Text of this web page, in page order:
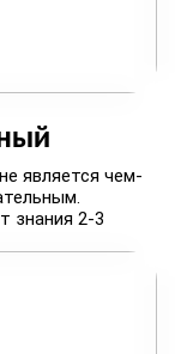
является чем-
знания 2‑3